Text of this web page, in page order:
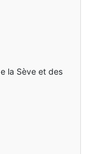
la Sève et des